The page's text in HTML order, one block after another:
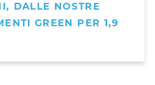
DALLE NOSTRE
GREEN PER 1,9